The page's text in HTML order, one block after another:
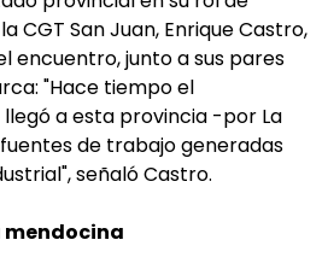
CGT San Juan, Enrique Castro,
encuentro, junto a sus pares
"Hace tiempo el
a esta provincia -por La
de trabajo generadas
señaló Castro.